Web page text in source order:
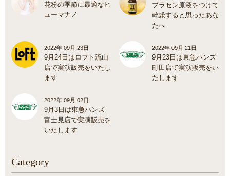
花粉の季節に最適なヒ
ューマナノ
プラセン原液をつけて
乾燥すると思ったあな
たへ
2022年 09月 23日
9月24日はロフト流山
店で実演販売をいたし
ます
2022年 09月 21日
9月23日は東急ハンズ
町田店で実演販売をい
たします
2022年 09月 02日
9月3日は東急ハンズ
富士見店で実演販売を
いたします
Category